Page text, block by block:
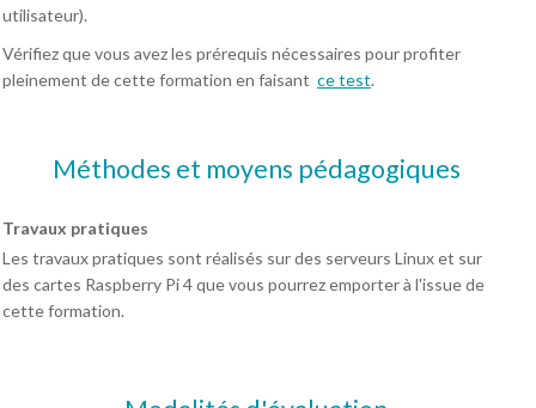
utilisateur).
Vérifiez que vous avez les prérequis nécessaires pour profiter
pleinement de cette formation en faisant ce test.
Méthodes et moyens pédagogiques
Travaux pratiques
Les travaux pratiques sont réalisés sur des serveurs Linux et sur
des cartes Raspberry Pi 4 que vous pourrez emporter à l'issue de
cette formation.